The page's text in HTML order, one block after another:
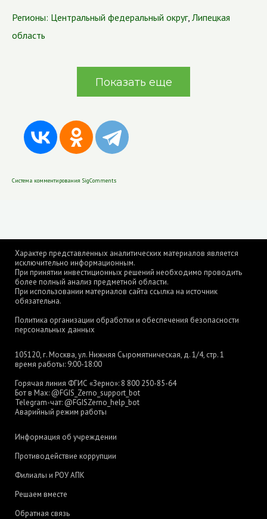
Регионы: Центральный федеральный округ, Липецкая
область
Показать еще
Система комментирования SigComments
Характер представленных аналитических материалов является
исключительно информационным.
При принятии инвестиционных решений необходимо проводить
более полный анализ предметной области.
При использовании материалов сайта ссылка на источник
обязательна.
Политика организации обработки и обеспечения безопасности
персональных данных
105120, г. Москва, ул. Нижняя Сыромятническая, д. 1/4, стр. 1
время работы: 9:00-18:00
Горячая линия ФГИС «Зерно»: 8 800 250-85-64
Бот в Max: @FGIS_Zerno_support_bot
Telegram-чат: @FGISZerno_help_bot
Аварийный режим работы
Информация об учреждении
Противодействие коррупции
Филиалы и РОУ АПК
Решаем вместе
Обратная связь